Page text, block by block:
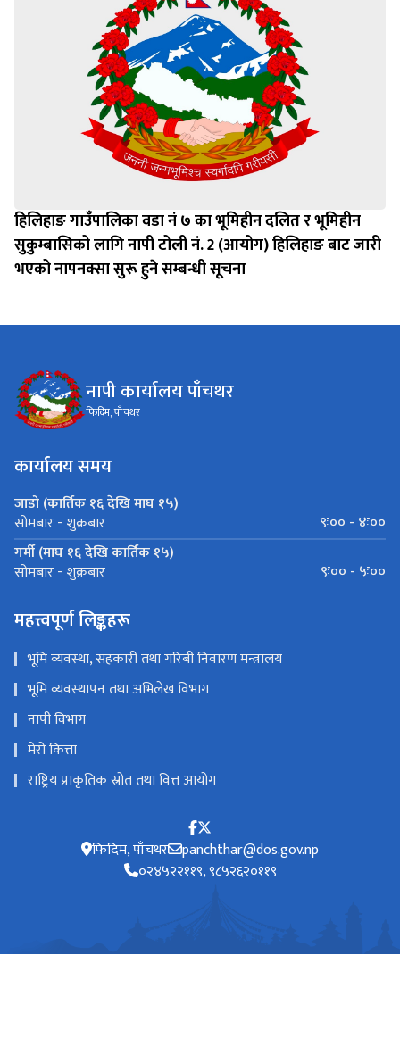
हिलिहाङ गाउँपालिका वडा नं ७ का भूमिहीन दलित र भूमिहीन
सुकुम्बासिको लागि नापी टोली नं. 2 (आयोग) हिलिहाङ बाट जारी
भएको नापनक्सा सुरू हुने सम्बन्धी सूचना
नापी कार्यालय पाँचथर
फिदिम, पाँचथर
कार्यालय समय
जाडो (कार्तिक १६ देखि माघ १५)
सोमबार - शुक्रबार
९ः०० - ४ः००
गर्मी (माघ १६ देखि कार्तिक १५)
सोमबार - शुक्रबार ९ः०० - ५ः००
महत्त्वपूर्ण लिङ्कहरू
भूमि व्यवस्था, सहकारी तथा गरिबी निवारण मन्त्रालय
भूमि व्यवस्थापन तथा अभिलेख विभाग
नापी विभाग
मेरो कित्ता
राष्ट्रिय प्राकृतिक स्रोत तथा वित्त आयोग
फिदिम, पाँचथर panchthar@dos.gov.np
०२४५२२११९, ९८५२६२०११९